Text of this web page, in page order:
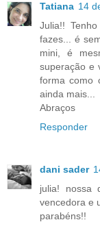
Tatiana 14
Julia!!
fazes... é
mini, é
superação e
forma como
ainda mais...
Abraços
Responder
dani sader
julia! nossa
vencedora e
parabéns!!